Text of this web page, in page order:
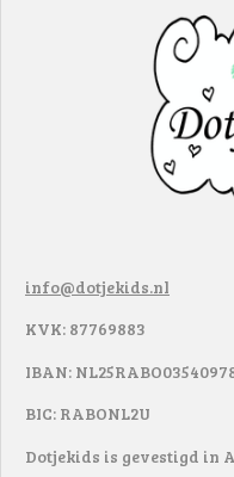
info@dotjekids.nl
KVK: 87769883
IBAN:
BIC: RABONL2U
Dotjekids is gevestigd in